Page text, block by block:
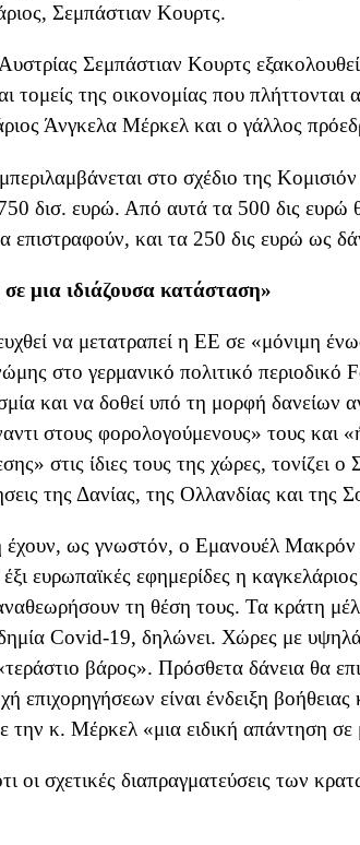
Σεμπάστιαν Κουρτς.
Σεμπάστιαν Κουρτς
τομείς της οικονομίας που
Άνγκελα Μέρκελ και ο γάλλος
στο σχέδιο της Κομισιόν
δισ. ευρώ. Από αυτά τα 500 δις ευρώ
επιστραφούν, και τα 250 δις ευρώ ως
μια ιδιάζουσα κατάσταση»
να μετατραπεί η ΕΕ σε «μόνιμη
στο γερμανικό πολιτικό περιοδικό
και να δοθεί υπό τη μορφή δανείων
στους φορολογούμενους» τους και
στις ίδιες τους της χώρες, τονίζει
της Δανίας, της Ολλανδίας και της
έχουν, ως γνωστόν, ο Εμανουέλ
ευρωπαϊκές εφημερίδες η
τη θέση τους. Τα κράτη
Covid-19, δηλώνει. Χώρες με υψηλά
βάρος». Πρόσθετα δάνεια θα
επιχορηγήσεων είναι ένδειξη
την κ. Μέρκελ «μια ειδική απάντηση σε
οι σχετικές διαπραγματεύσεις των